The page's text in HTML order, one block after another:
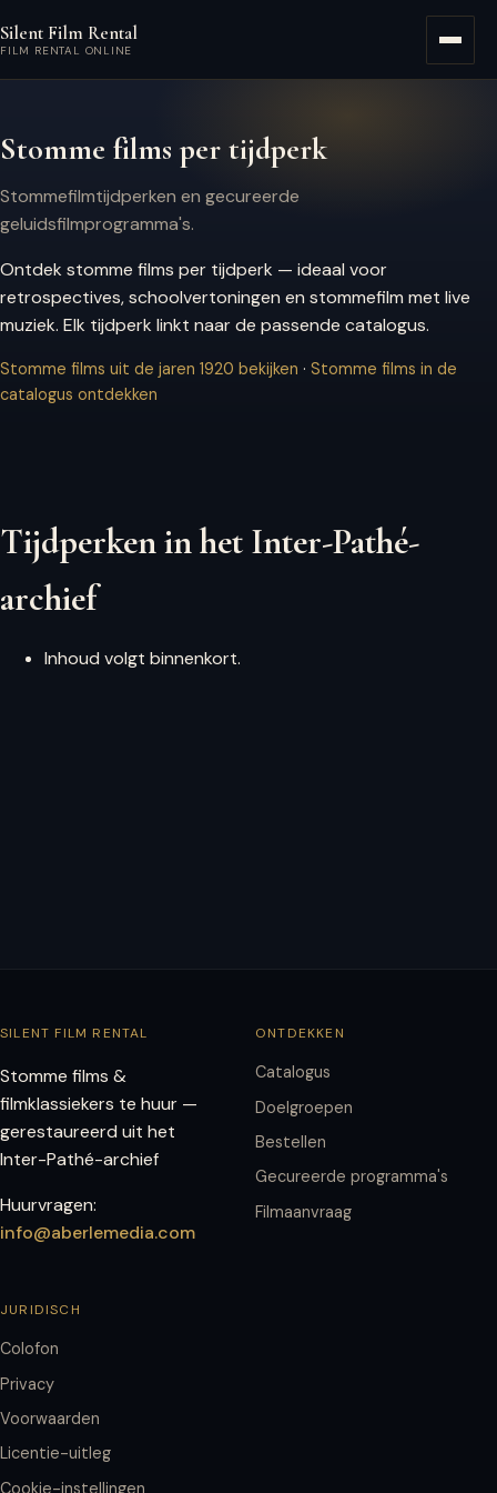
Silent Film Rental
FILM RENTAL ONLINE
Stomme films per tijdperk
Stommefilmtijdperken en gecureerde
geluidsfilmprogramma's.
Ontdek stomme films per tijdperk — ideaal voor
retrospectives, schoolvertoningen en stommefilm met live
muziek. Elk tijdperk linkt naar de passende catalogus.
Stomme films uit de jaren 1920 bekijken · Stomme films in de
catalogus ontdekken
Tijdperken in het Inter-Pathé-
archief
Inhoud volgt binnenkort.
SILENT FILM RENTAL
Stomme films &
filmklassiekers te huur —
gerestaureerd uit het
Inter-Pathé-archief
Huurvragen:
info@aberlemedia.com
ONTDEKKEN
Catalogus
Doelgroepen
Bestellen
Gecureerde programma's
Filmaanvraag
JURIDISCH
Colofon
Privacy
Voorwaarden
Licentie-uitleg
Cookie-instellingen